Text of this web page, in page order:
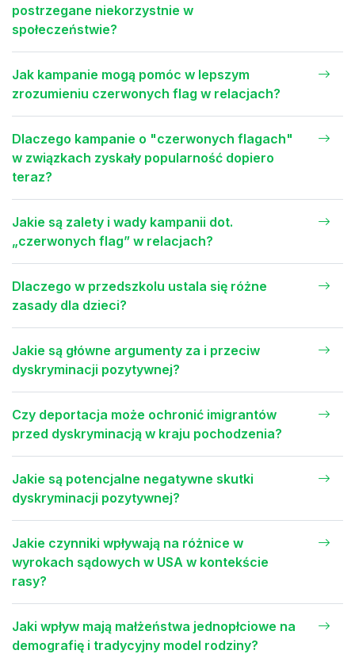
postrzegane niekorzystnie w
społeczeństwie?
Jak kampanie mogą pomóc w lepszym
zrozumieniu czerwonych flag w relacjach?
Dlaczego kampanie o "czerwonych flagach"
w związkach zyskały popularność dopiero
teraz?
Jakie są zalety i wady kampanii dot.
„czerwonych flag” w relacjach?
Dlaczego w przedszkolu ustala się różne
zasady dla dzieci?
Jakie są główne argumenty za i przeciw
dyskryminacji pozytywnej?
Czy deportacja może ochronić imigrantów
przed dyskryminacją w kraju pochodzenia?
Jakie są potencjalne negatywne skutki
dyskryminacji pozytywnej?
Jakie czynniki wpływają na różnice w
wyrokach sądowych w USA w kontekście
rasy?
Jaki wpływ mają małżeństwa jednopłciowe na
demografię i tradycyjny model rodziny?